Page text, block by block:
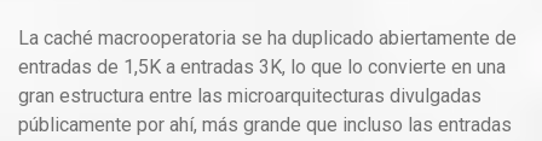
La caché macrooperatoria se ha duplicado abiertamente de
entradas de 1,5K a entradas 3K, lo que lo convierte en una
gran estructura entre las microarquitecturas divulgadas
públicamente por ahí, más grande que incluso las entradas